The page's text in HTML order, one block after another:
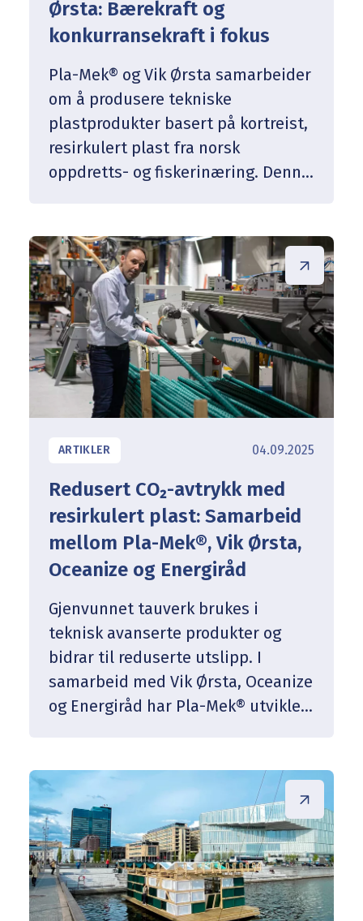
Ørsta: Bærekraft og
konkurransekraft i fokus
Pla-Mek® og Vik Ørsta samarbeider
om å produsere tekniske
plastprodukter basert på kortreist,
resirkulert plast fra norsk
oppdretts- og fiskerinæring. Denne
også konkurransekraften gjennom
innovative og bærekraftige
løsninger.
ARTIKLER 04.09.2025
Redusert CO₂-avtrykk med
resirkulert plast: Samarbeid
mellom Pla-Mek®, Vik Ørsta,
Oceanize og Energiråd
Gjenvunnet tauverk brukes i
teknisk avanserte produkter og
bidrar til reduserte utslipp. I
samarbeid med Vik Ørsta, Oceanize
og Energiråd har Pla-Mek® utviklet
havbruksnæringen. Løsningen gir
en dokumentert CO₂-besparelse på
over 180 tonn.